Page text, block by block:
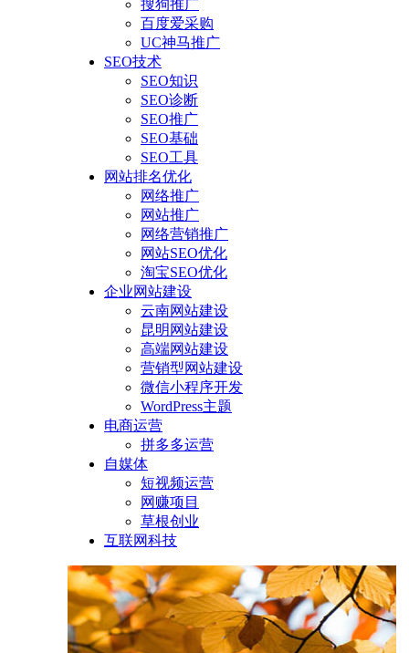
搜狗推广
百度爱采购
UC神马推广
SEO技术
SEO知识
SEO诊断
SEO推广
SEO基础
SEO工具
网站排名优化
网络推广
网站推广
网络营销推广
网站SEO优化
淘宝SEO优化
企业网站建设
云南网站建设
昆明网站建设
高端网站建设
营销型网站建设
微信小程序开发
WordPress主题
电商运营
拼多多运营
自媒体
短视频运营
网赚项目
草根创业
互联网科技